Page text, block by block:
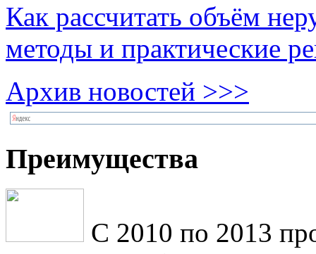
Как рассчитать объём
методы и практические
Архив новостей >>>
Преимущества
С 2010 по 2013